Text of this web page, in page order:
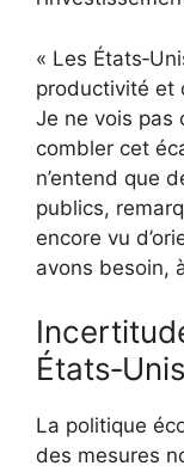
« Les
productivité et
Je ne vois pas
combler cet
n’entend que
publics,
encore vu
avons besoin,
États‑Unis
La politique
des mesures